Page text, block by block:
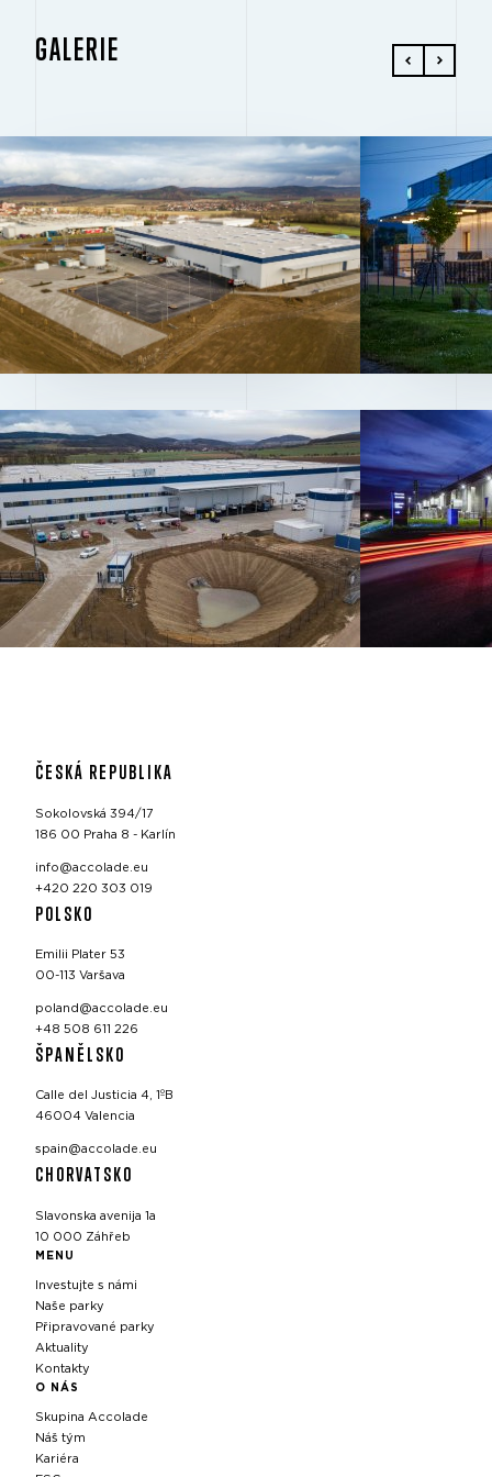
GALERIE
ČESKÁ REPUBLIKA
Sokolovská 394/17
186 00 Praha 8 - Karlín
info@accolade.eu
+420 220 303 019
POLSKO
Emilii Plater 53
00-113 Varšava
poland@accolade.eu
+48 508 611 226
ŠPANĚLSKO
Calle del Justicia 4, 1ºB
46004 Valencia
spain@accolade.eu
CHORVATSKO
Slavonska avenija 1a
10 000 Záhřeb
MENU
Investujte s námi
Naše parky
Připravované parky
Aktuality
Kontakty
O NÁS
Skupina Accolade
Náš tým
Kariéra